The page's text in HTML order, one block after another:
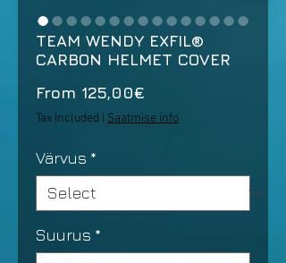
TEAM WENDY EXFIL®
CARBON HELMET COVER
From 125,00€
Price
Tax Included Saatmise info
Värvus *
Suurus *